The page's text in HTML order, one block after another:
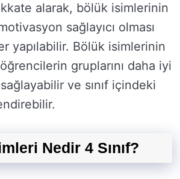
alarak, bölük isimlerinin
sağlayıcı olması
yapılabilir. Bölük isimlerinin
gruplarını daha iyi
sağlayabilir ve sınıf içindeki
Nedir 4 Sınıf?